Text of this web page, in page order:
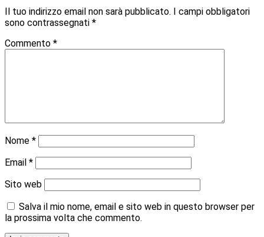
Il tuo indirizzo email non sarà pubblicato. I campi obbligatori
sono contrassegnati *
Commento *
Nome *
Email *
Sito web
Salva il mio nome, email e sito web in questo browser per
la prossima volta che commento.